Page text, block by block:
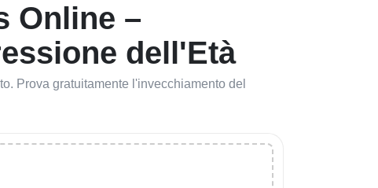
Online –
dell'Età
Prova gratuitamente l'invecchiamento del